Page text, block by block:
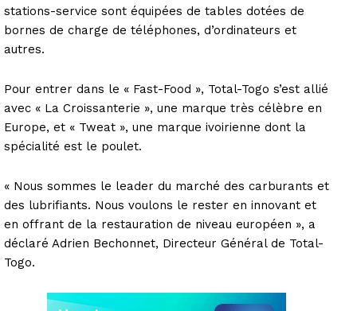
stations-service sont équipées de tables dotées de
bornes de charge de téléphones, d’ordinateurs et
autres.
Pour entrer dans le « Fast-Food », Total-Togo s’est allié
avec « La Croissanterie », une marque très célèbre en
Europe, et « Tweat », une marque ivoirienne dont la
spécialité est le poulet.
« Nous sommes le leader du marché des carburants et
des lubrifiants. Nous voulons le rester en innovant et
en offrant de la restauration de niveau européen », a
déclaré Adrien Bechonnet, Directeur Général de Total-
Togo.